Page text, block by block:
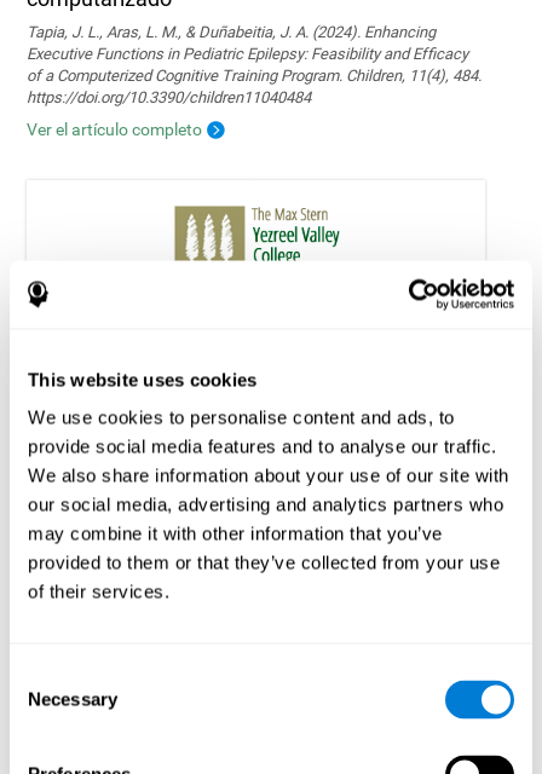
This website uses cookies
We use cookies to personalise content and ads, to
provide social media features and to analyse our traffic.
We also share information about your use of our site with
our social media, advertising and analytics partners who
may combine it with other information that you’ve
provided to them or that they’ve collected from your use
of their services.
Selection
Necessary
Tapia, J. L., Aras, L. M., & Duñabeitia, J. A. (2024). Enhancing
Executive Functions in Pediatric Epilepsy: Feasibility and Efficacy
of a Computerized Cognitive Training Program. Children, 11(4), 484.
https://doi.org/10.3390/children11040484
Ver el artículo completo
sobre la adherencia y el rendimiento cognitivo
Shatil E, A Metzer, Horvitz O, Miller R. (2010) Home-based
personalized cognitive training in MS patients: a study of
adherence and cognitive performance. Neurorehabilitación; 26:143-
53.
Ver el artículo completo en PubMed
¿El entrenamiento cognitivo mejora la
movilidad, mejora la cognición y promueve la
Marusic, U., Verghese, J., & Mahoney, J. R. (2022). Does Cognitive